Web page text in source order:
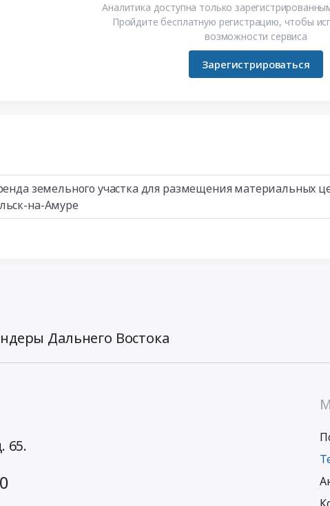
Аналитика доступна только
Пройдите бесплатную регистрацию, чтобы
возможности сервиса
Зарегистрироваться
земельного участка для размещения материальных
на-Амуре
Дальнего Востока
65.